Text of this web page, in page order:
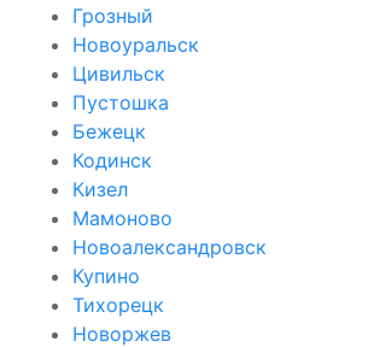
Грозный
Новоуральск
Цивильск
Пустошка
Бежецк
Кодинск
Кизел
Мамоново
Новоалександровск
Купино
Тихорецк
Новоржев